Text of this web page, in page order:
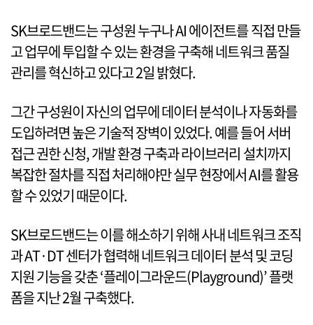
SK브로드밴드는 구성원 누구나 AI 에이전트를 직접 만들
고 업무에 투입할 수 있는 환경을 구축해 네트워크 품질
관리를 혁신하고 있다고 2일 밝혔다.
그간 구성원이 자신의 업무에 데이터 분석이나 자동화를
도입하려면 높은 기술적 장벽이 있었다. 예를 들어 서버
접근 권한 신청, 개발 환경 구축과 라이브러리 설치까지
복잡한 절차를 직접 처리해야만 실무 현장에서 AI를 활용
할 수 있었기 때문이다.
SK브로드밴드는 이를 해소하기 위해 사내 네트워크 조직
과 AT·DT 센터가 협력해 네트워크 데이터 분석 및 코딩
지원 기능을 갖춘 ‘플레이그라운드(Playground)’ 플랫
폼을 지난 2월 구축했다.